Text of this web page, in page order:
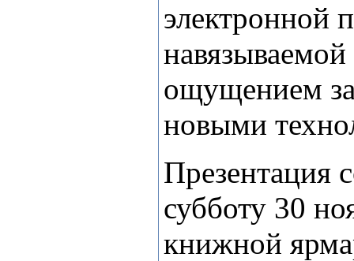
электронной
ощущением
новыми
Презентация
субботу 30
книжной